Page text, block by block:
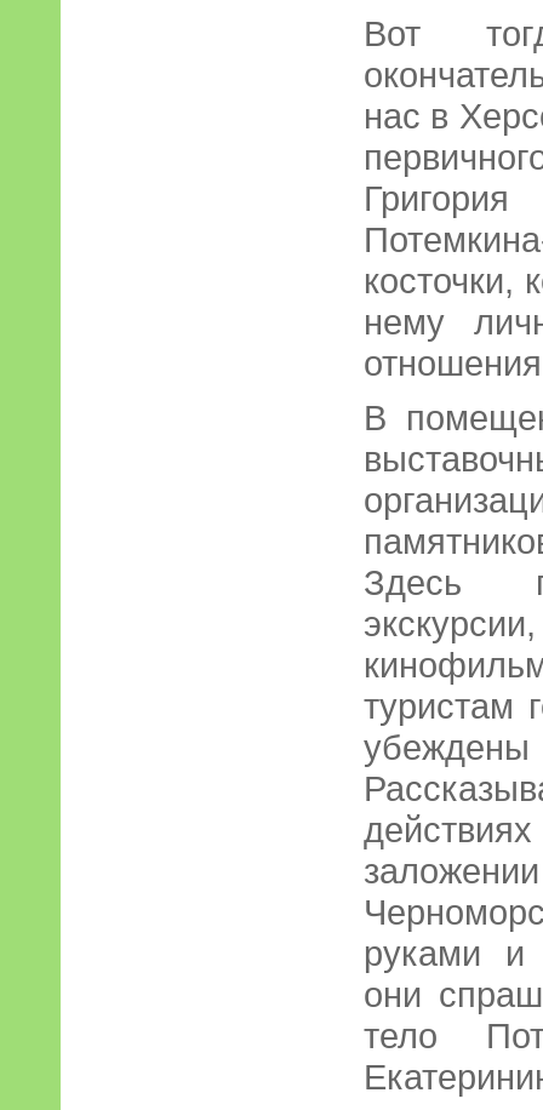
Вот
нас в
косточки,
нему
В
Здесь
туристам
руками и
они
тело